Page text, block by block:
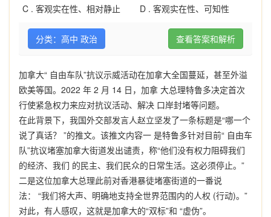
C . 客观实在性、相对静止 D . 客观实在性、可知性
分类：高中 政治 查看答案和解析
加拿大“ 自由车队”抗议示威活动在加拿大全国蔓延，甚至外溢
欧美等国。2022 年 2 月 14 日，加拿 大总理特鲁多决定首次
行使紧急权力来应对抗议活动、解决 口岸封堵等问题。
在此背景下，我国外交部发言人赵立坚发了一条标题是“哪一个
说了真话？ ”的推文。该推文内容一 是特鲁多针对目前“ 自由车
队”抗议堵塞加拿大街道发出谴责，称“他们没有权力阻碍我们
的经济、我们 的民主、我们民众的日常生活。这必须停止。”
二是这位加拿大总理此前对香港暴徒堵塞街道的一番说
法： “我们将大声、明确地支持全世界范围内的人权 (行动)。”
对此，有人感叹，这就是加拿大的“双标”和 “虚伪”。